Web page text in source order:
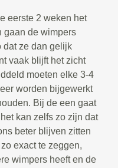
eerste 2 weken het
gaan de wimpers
dat ze dan gelijk
vaak blijft het zicht
moeten elke 3-4
worden bijgewerkt
Bij de een gaat
kan zelfs zo zijn dat
beter blijven zitten
exact te zeggen,
wimpers heeft en de